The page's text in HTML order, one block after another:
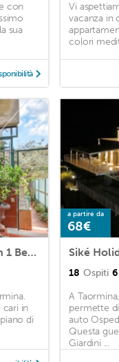
con
sua
Vi
vacanza in
colori
Awesome apartment in Taormina with 1 Bedrooms and WiFi
cari in
di
a partire da
68€
Siké
18 Ospiti 6
A
permette
auto
Questa
Giardini ...